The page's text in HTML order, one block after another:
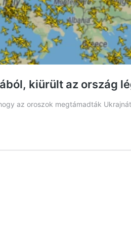
kiürült az ország
az oroszok megtámadták